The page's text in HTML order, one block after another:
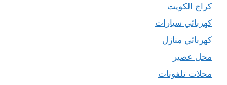
كراج الكويت
كهربائي سيارات
كهربائي منازل
محل عصير
محلات تلفونات